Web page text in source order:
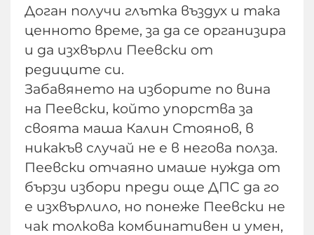
Доган получи глътка въздух и така
ценното време, за да се организира
и да изхвърли Пеевски от
редиците си.
Забавянето на изборите по вина
на Пеевски, който упорства за
своята маша Калин Стоянов, в
никакъв случай не е в негова полза.
Пеевски отчаяно имаше нужда от
бързи избори преди още ДПС да го
е изхвърлило, но понеже Пеевски не
чак толкова комбинативен и умен,